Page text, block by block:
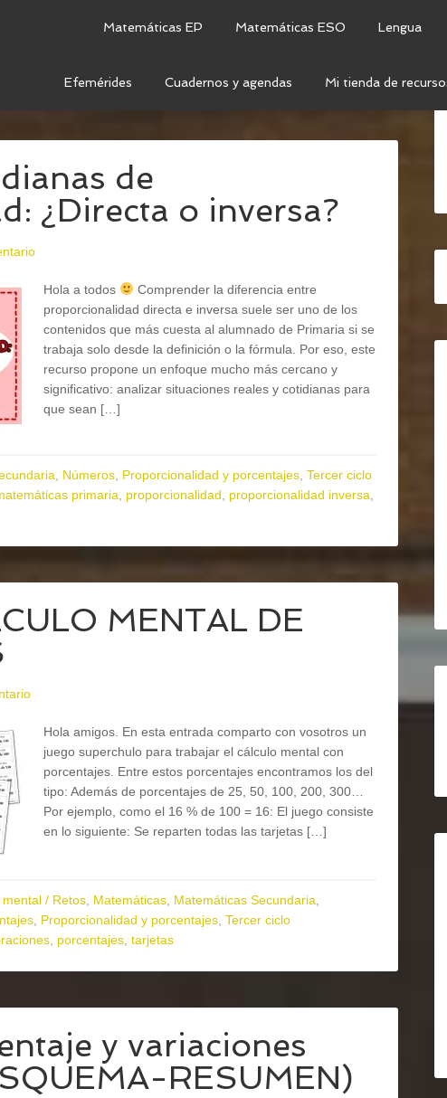
Matemáticas EP Matemáticas ESO Lengua
Efemérides Cuadernos y agendas Mi tienda de
NÚMEROS
de
¿Directa o inversa?
Hola a todos
Comprender la diferencia entre
proporcionalidad directa e inversa suele ser uno de los
contenidos que más cuesta al alumnado de Primaria si se
trabaja solo desde la definición o la fórmula. Por eso, este
recurso propone un enfoque mucho más cercano y
significativo: analizar situaciones reales y cotidianas para
que sean […]
Números Proporcionalidad y porcentajes Tercer ciclo
primaria proporcionalidad proporcionalidad inversa
MENTAL DE
Hola amigos. En esta entrada comparto con vosotros un
juego superchulo para trabajar el cálculo mental con
porcentajes. Entre estos porcentajes encontramos los del
tipo: Además de porcentajes de 25, 50, 100, 200, 300…
Por ejemplo, como el 16 % de 100 = 16: El juego consiste
en lo siguiente: Se reparten todas las tarjetas […]
/ Retos Matemáticas Matemáticas Secundaria
Proporcionalidad y porcentajes Tercer ciclo
porcentajes tarjetas
y variaciones
RESUMEN)